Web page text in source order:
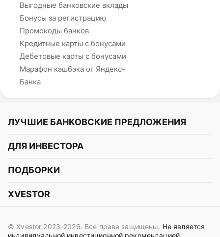
Выгодные банковские вклады
Бонусы за регистрацию
Промокоды банков
Кредитные карты с бонусами
Дебетовые карты с бонусами
Марафон кэшбэка от Яндекс-
Банка
ЛУЧШИЕ БАНКОВСКИЕ ПРЕДЛОЖЕНИЯ
Альфа-Банк
СБЕР
Газпромбанк
OZON Банк
ДЛЯ ИНВЕСТОРА
Курс акций
Курс облигаций
Прогнозы на криптовалюты
ПОДБОРКИ
Подборки акций
Подборки облигаций
XVESTOR
Вконтакте
© Xvestor 2023-2026. Все права защищены. Не является
индивидуальной инвестиционной рекомендацией.